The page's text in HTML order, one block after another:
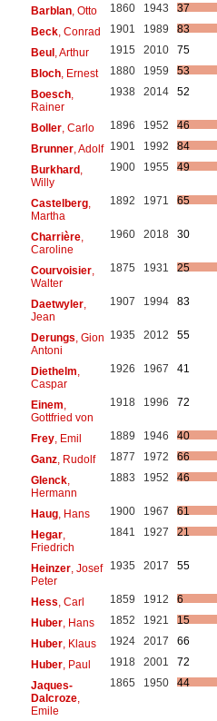
Barblan, Otto 1860 1943
37
Beck, Conrad 1901 1989
83
Beul, Arthur 1915 2010
75
Bloch, Ernest 1880 1959
53
Boesch,
Rainer
1938 2014 52
Boller, Carlo 1896 1952
46
Brunner, Adolf 1901 1992
84
Burkhard,
Willy
1900 1955 49
Castelberg,
Martha
1892 1971 65
Charrière,
Caroline
1960 2018 30
Courvoisier,
Walter
1875 1931 25
Daetwyler,
Jean
1907 1994 83
Derungs , Gion
Antoni
1935 2012 55
Diethelm
Caspar
1926 1967 41
Einem
Gottfried von
1918 1996 72
Frey, Emil 1889 1946
40
Ganz, Rudolf 1877 1972
66
Glenck,
Hermann
1883 1952 46
Haug, Hans 1900 1967
61
Hegar,
Friedrich
1841 1927 21
Heinzer, Josef
Peter
1935 2017 55
Hess , Carl 1859 1912
6
Huber, Hans 1852 1921
15
Huber, Klaus 1924 2017
66
Huber, Paul 1918 2001
72
Jaques-
Dalcroze,
Emile
1865 1950 44